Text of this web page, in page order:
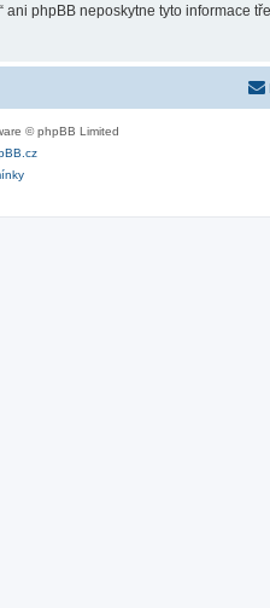
phpBB neposkytne tyto informace
© phpBB Limited